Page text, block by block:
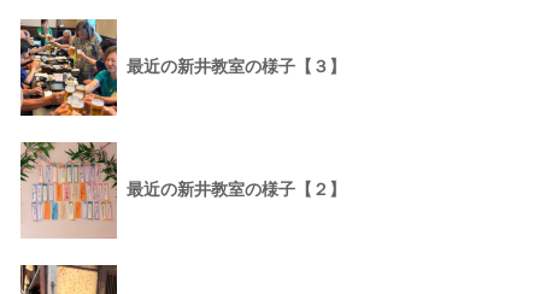
最近の新井教室の様子【３】
最近の新井教室の様子【２】